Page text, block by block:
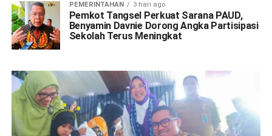
PEMERINTAHAN 3 hari ago
Pemkot Tangsel Perkuat Sarana PAUD,
Benyamin Davnie Dorong Angka Partisipasi
Sekolah Terus Meningkat